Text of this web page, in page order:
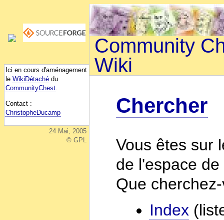
Ici en cours d'aménagement
le WikiDétaché du
CommunityChest.
Contact :
ChristopheDucamp
24 Mai, 2005
© GPL
Community
Wiki
Chercher
Vous êtes sur
de l'espace
Que
Index